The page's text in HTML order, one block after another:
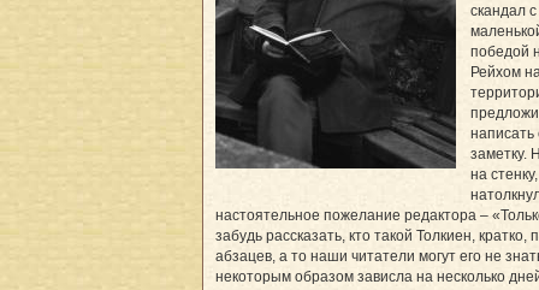
скандал с
победой
Рейхом
написать
заметку.
на стенку,
настоятельное пожелание редактора –
забудь рассказать, кто такой Толкиен, кратко,
абзацев, а то наши читатели могут его не
некоторым образом зависла на несколько